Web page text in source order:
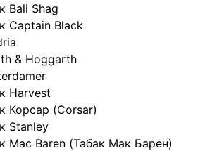
Bali Shag
Captain Black
& Hoggarth
Harvest
Корсар (Corsar)
Stanley
Mac Baren (Табак Мак Барен)